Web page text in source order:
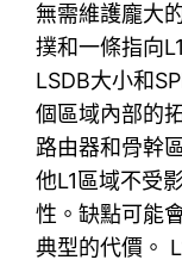
無需維護龐大
撲和一條指向
LSDB大小和
個區域內部的
路由器和骨幹
他L1區域不受
性。缺點可能
典型的代價。